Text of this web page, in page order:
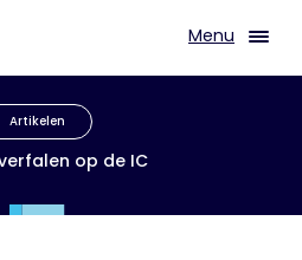
Menu
Artikelen
op de IC